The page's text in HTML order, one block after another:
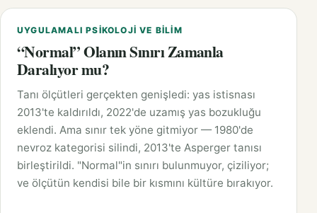
UYGULAMALI PSIKOLOJI VE BILIM
“Normal” Olanın Sınırı Zamanla
Daralıyor mu?
Tanı ölçütleri gerçekten genişledi: yas istisnası
2013'te kaldırıldı, 2022'de uzamış yas bozukluğu
eklendi. Ama sınır tek yöne gitmiyor — 1980'de
nevroz kategorisi silindi, 2013'te Asperger tanısı
birleştirildi. "Normal"in sınırı bulunmuyor, çiziliyor;
ve ölçütün kendisi bile bir kısmını kültüre bırakıyor.